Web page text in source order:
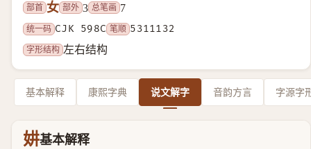
部首 女 部外 3 总笔画 7
统一码 CJK 598C 笔顺 5311132
字形结构 左右结构
基本解释 康熙字典 说文解字 音韵方言 字源字
妌基本解释